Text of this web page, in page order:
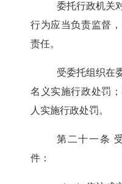
委托行政机关
行为应当负责监督
责任。
受委托组织在
名义实施行政处罚
人实施行政处罚。
第二十一条
件：